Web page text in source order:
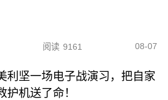
阅读 9161 08-07
利坚一场电子战演习，把自家
护机送了命！